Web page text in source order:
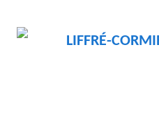
LIFFRÉ-